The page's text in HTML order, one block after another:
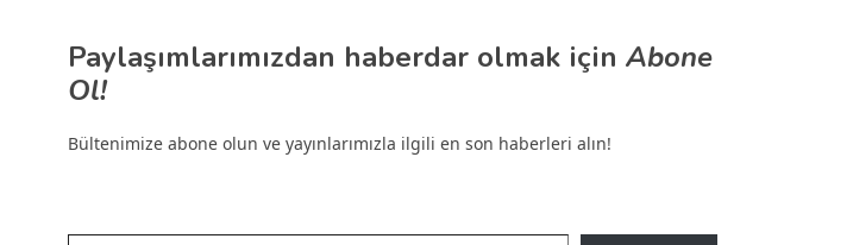
Paylaşımlarımızdan haberdar olmak için Abone
Ol!
Bültenimize abone olun ve yayınlarımızla ilgili en son haberleri alın!
E-postanızı yazın…